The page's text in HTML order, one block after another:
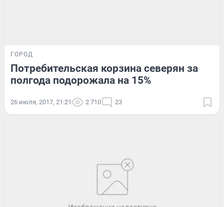
ГОРОД
Потребительская корзина северян за
полгода подорожала на 15%
26 июля, 2017, 21:21 2 710 23